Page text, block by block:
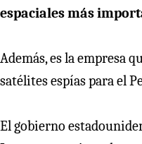
espaciales más
Además, es la empresa
satélites espías para el
El gobierno